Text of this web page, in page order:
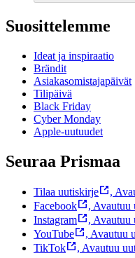
Suosittelemme
Ideat ja inspiraatio
Brändit
Asiakasomistajapäivät
Tilipäivä
Black Friday
Cyber Monday
Apple-uutuudet
Seuraa Prismaa
Tilaa uutiskirje ,
Facebook
, Avautuu
Instagram
, Avautuu
YouTube
, Avautuu
TikTok
, Avautuu